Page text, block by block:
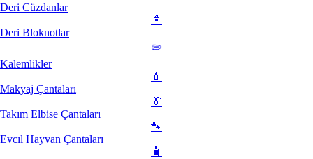
Deri Cüzdanlar
📓
Deri Bloknotlar
✏️
Kalemlikler
💄
Makyaj Çantaları
👔
Takım Elbise Çantaları
🐾
Evcıl Hayvan Çantaları
🧴